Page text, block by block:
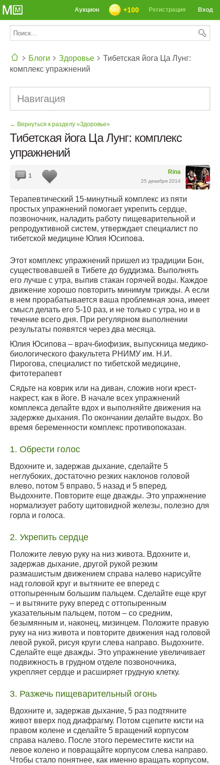
Вход
Регистрация
+100
Аукцион
Блоги Здоровье
Тибетская йога Ца Лунг:
комплекс упражнений
Навигация
← Вернуться к разделу «Здоровье»
Тибетская йога Ца Лунг: комплекс
упражнений
Rina
25 декабря 2014
1
Терапевтический 15-минутный комплекс из пяти
простых упражнений помогает укрепить сердце,
позвоночник, наладить работу пищеварительной и
репродуктивной систем, утверждает специалист по
тибетской медицине Юлия Юсипова.
Этот комплекс упражнений пришел из традиции Бон,
существовавшей в Тибете до буддизма. Выполнять
его лучше с утра, выпив стакан горячей воды. Каждое
движение хорошо повторить минимум трижды. А если
в нем прорабатывается ваша проблемная зона, имеет
смысл делать его 5-10 раз, и не только с утра, но и в
течение всего дня. При регулярном выполнении
результаты появятся через два месяца.
Юлия Юсипова – врач-биофизик, выпускница медико-
биологического факультета РНИМУ им. Н.И.
Пирогова, специалист по тибетской медицине,
фитотерапевт
Сядьте на коврик или на диван, сложив ноги крест-
накрест, как в йоге. В начале всех упражнений
комплекса делайте вдох и выполняйте движения на
задержке дыхания. По окончании делайте выдох. Во
время беременности комплекс противопоказан.
1. Обрести голос
Вдохните и, задержав дыхание, сделайте 5
неглубоких, достаточно резких наклонов головой
влево, потом 5 вправо, 5 назад и 5 вперед.
Выдохните. Повторите еще дважды. Это упражнение
нормализует работу щитовидной железы, полезно для
горла и голоса.
2. Укрепить сердце
Положите левую руку на низ живота. Вдохните и,
задержав дыхание, другой рукой резким
размашистым движением справа налево нарисуйте
над головой круг и вытяните ее вперед с
оттопыренным большим пальцем. Сделайте еще круг
– и вытяните руку вперед с оттопыренным
указательным пальцем, потом – со средним,
безымянным и, наконец, мизинцем. Положите правую
руку на низ живота и повторите движения над головой
левой рукой, рисуя круги слева направо. Выдохните.
Сделайте еще дважды. Это упражнение увеличивает
подвижность в грудном отделе позвоночника,
укрепляет сердце и расширяет грудную клетку.
3. Разжечь пищеварительный огонь
Вдохните и, задержав дыхание, 5 раз подтяните
живот вверх под диафрагму. Потом сцепите кисти на
правом колене и сделайте 5 вращений корпусом
справа налево. После этого переместите кисти на
левое колено и повращайте корпусом слева направо.
Чтобы стало понятнее, как именно вращать корпусом,